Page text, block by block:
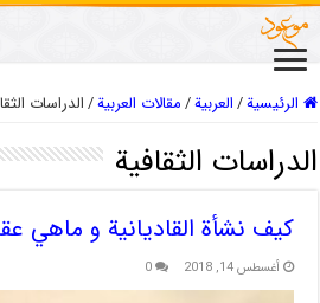
الرئيسية/العربیة/مقالات العربیة/الدراسات
الدراسات الثقافیة
کيف نشأة القاديانية و ماهي
أغسطس 14, 2018 0